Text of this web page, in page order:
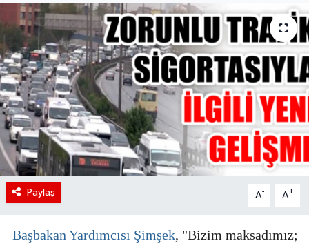
Paylaş A- A+
Başbakan Yardımcısı Şimşek, "Bizim maksadımız;